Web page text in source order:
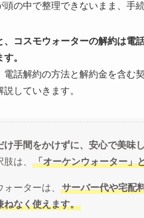
頭の中で整理できないまま、手
、コスモウォーターの解約は電
。
電話解約の方法と解約金を含む
していきます。
け手間をかけずに、安心で美味
は、
「オーケンウォーター」
ーターは、
サーバー代や宅配
ねなく使えます。